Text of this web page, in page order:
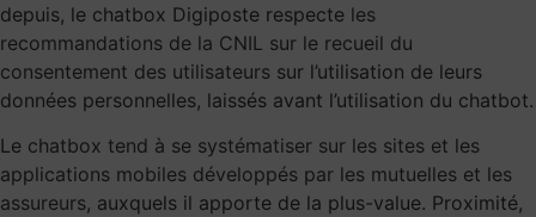
depuis, le chatbox Digiposte respecte les
recommandations de la CNIL sur le recueil du
consentement des utilisateurs sur l’utilisation de leurs
données personnelles, laissés avant l’utilisation du chatbot.
Le chatbox tend à se systématiser sur les sites et les
applications mobiles développés par les mutuelles et les
assureurs, auxquels il apporte de la plus-value. Proximité,